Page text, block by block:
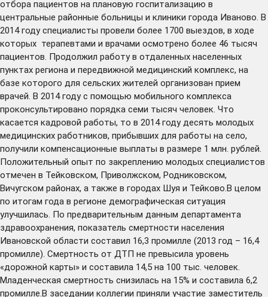
отбора пациентов на плановую госпитализацию в
центральные районные больницы и клиники города Иваново. В
2014 году специалисты провели более 1700 выездов, в ходе
которых терапевтами и врачами осмотрено более 46 тысяч
пациентов. Продолжил работу в отдаленных населенных
пунктах региона и передвижной медицинский комплекс, на
базе которого для сельских жителей организован прием
врачей. В 2014 году с помощью мобильного комплекса
проконсультировано порядка семи тысяч человек. Что
касается кадровой работы, то в 2014 году десять молодых
медицинских работников, прибывших для работы на село,
получили компенсационные выплаты в размере 1 млн. рублей.
Положительный опыт по закреплению молодых специалистов
отмечен в Тейковском, Приволжском, Родниковском,
Вичугском районах, а также в городах Шуя и Тейково.В целом
по итогам года в регионе демографическая ситуация
улучшилась. По предварительным данным департамента
здравоохранения, показатель смертности населения
Ивановской области составил 16,3 промилле (2013 год – 16,4
промилле). Смертность от ДТП не превысила уровень
«дорожной карты» и составила 14,5 на 100 тыс. человек.
Младенческая смертность снизилась на 15% и составила 6,2
промилле.В заседании коллегии приняли участие заместитель